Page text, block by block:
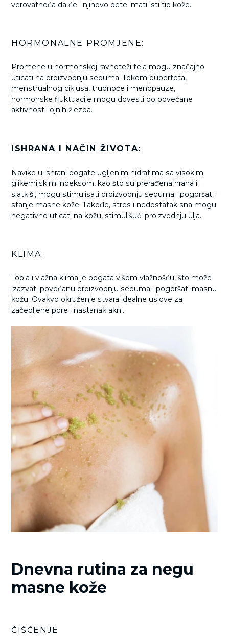
verovatnoća da će i njihovo dete imati isti tip kože.
HORMONALNE PROMJENE:
Promene u hormonskoj ravnoteži tela mogu značajno
uticati na proizvodnju sebuma. Tokom puberteta,
menstrualnog ciklusa, trudnoće i menopauze,
hormonske fluktuacije mogu dovesti do povećane
aktivnosti lojnih žlezda.
ISHRANA I NAČIN ŽIVOTA:
Navike u ishrani bogate ugljenim hidratima sa visokim
glikemijskim indeksom, kao što su prerađena hrana i
slatkiši, mogu stimulisati proizvodnju sebuma i pogoršati
stanje masne kože. Takođe, stres i nedostatak sna mogu
negativno uticati na kožu, stimulišući proizvodnju ulja.
KLIMA:
Topla i vlažna klima je bogata višom vlažnošću, što može
izazvati povećanu proizvodnju sebuma i pogoršati masnu
kožu. Ovakvo okruženje stvara idealne uslove za
začepljene pore i nastanak akni.
Dnevna rutina za negu
masne kože
ČIŠĆENJE